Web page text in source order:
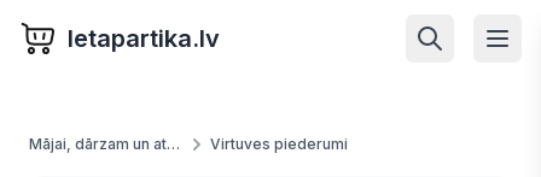
letapartika.lv
Mājai, dārzam un atpūtai Virtuves piederumi